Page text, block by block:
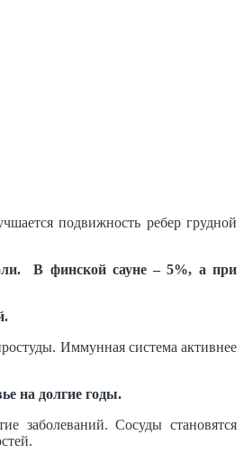
подвижность ребер грудной
В финской сауне –5%, а при
Иммунная система активнее
на долгие годы.
заболеваний. Сосуды становятся